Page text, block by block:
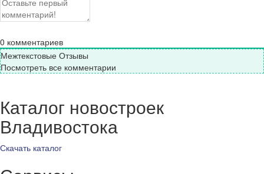
0 комментариев
Межтекстовые Отзывы
Посмотреть все комментарии
Каталог новостроек
Владивостока
Скачать каталог